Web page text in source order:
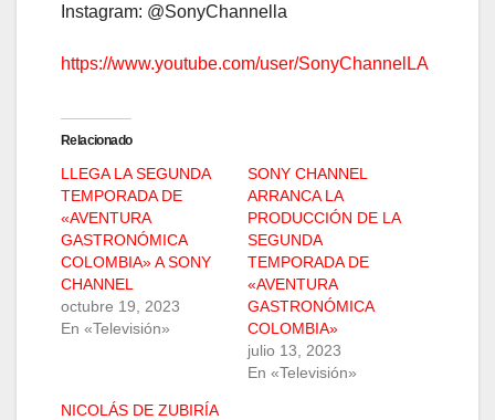
Instagram: @SonyChannella
https://www.youtube.com/user/SonyChannelLA
Relacionado
LLEGA LA SEGUNDA
TEMPORADA DE
«AVENTURA
GASTRONÓMICA
COLOMBIA» A SONY
CHANNEL
octubre 19, 2023
En «Televisión»
SONY CHANNEL
ARRANCA LA
PRODUCCIÓN DE LA
SEGUNDA
TEMPORADA DE
«AVENTURA
GASTRONÓMICA
COLOMBIA»
julio 13, 2023
En «Televisión»
NICOLÁS DE ZUBIRÍA